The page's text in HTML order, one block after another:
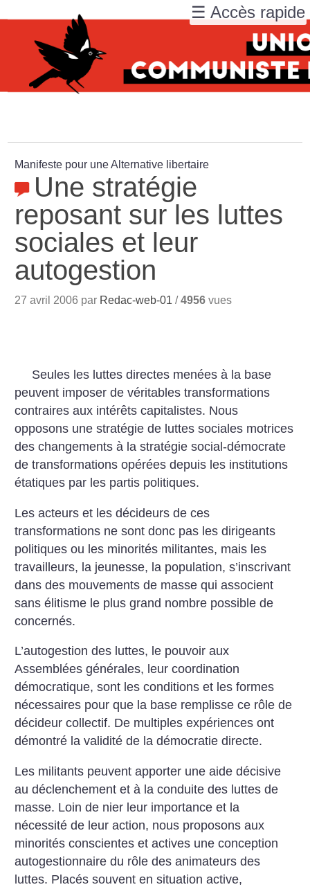
Manifeste pour une Alternative libertaire
Une stratégie
reposant sur les luttes
sociales et leur
autogestion
27 avril 2006 par Redac-web-01 /4956 vues
Seules les luttes directes menées à la base
peuvent imposer de véritables transformations
contraires aux intérêts capitalistes. Nous
opposons une stratégie de luttes sociales motrices
des changements à la stratégie social-démocrate
de transformations opérées depuis les institutions
étatiques par les partis politiques.
Les acteurs et les décideurs de ces
transformations ne sont donc pas les dirigeants
politiques ou les minorités militantes, mais les
travailleurs, la jeunesse, la population, s’inscrivant
dans des mouvements de masse qui associent
sans élitisme le plus grand nombre possible de
concernés.
L’autogestion des luttes, le pouvoir aux
Assemblées générales, leur coordination
démocratique, sont les conditions et les formes
nécessaires pour que la base remplisse ce rôle de
décideur collectif. De multiples expériences ont
démontré la validité de la démocratie directe.
Les militants peuvent apporter une aide décisive
au déclenchement et à la conduite des luttes de
masse. Loin de nier leur importance et la
nécessité de leur action, nous proposons aux
minorités conscientes et actives une conception
autogestionnaire du rôle des animateurs des
luttes. Placés souvent en situation active,
☰ Accès rapide